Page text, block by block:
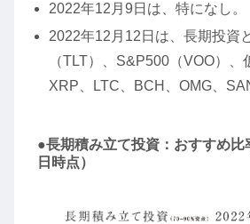
2022年12月9日は、特になし。
2022年12月12日は、長期投資
（TLT）、S&P500（VOO）、
XRP、LTC、BCH、OMG、
●長期積み立て投資：おすすめ比
日時点）